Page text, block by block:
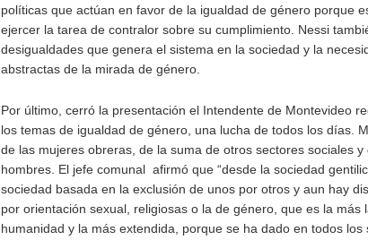
políticas que actúan en favor de la igualdad de género porque
ejercer la tarea de contralor sobre su cumplimiento. Nessi
desigualdades que genera el sistema en la sociedad y la
abstractas de la mirada de género.
Por último, cerró la presentación el Intendente de Montevideo
los temas de igualdad de género, una lucha de todos los días.
de las mujeres obreras, de la suma de otros sectores sociales
hombres. El jefe comunal afirmó que “desde la sociedad
sociedad basada en la exclusión de unos por otros y aun hay
por orientación sexual, religiosas o la de género, que es la más
humanidad y la más extendida, porque se ha dado en todos los